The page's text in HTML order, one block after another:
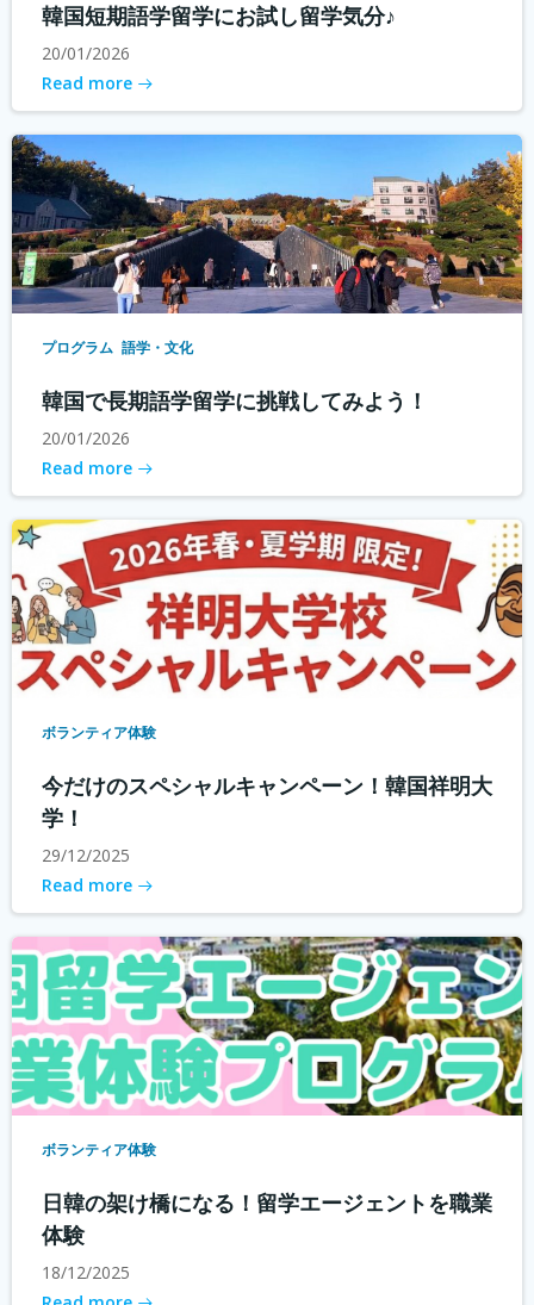
韓国短期語学留学にお試し留学気分♪
20/01/2026
Read more
プログラム 語学・文化
韓国で長期語学留学に挑戦してみよう！
20/01/2026
Read more
ボランティア体験
今だけのスペシャルキャンペーン！韓国祥明大
学！
29/12/2025
Read more
ボランティア体験
日韓の架け橋になる！留学エージェントを職業
体験
18/12/2025